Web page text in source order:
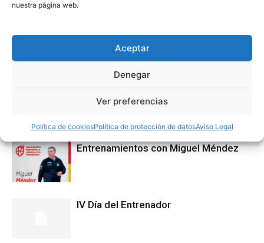
nuestra página web.
Aceptar
Denegar
Ver preferencias
Política de cookiesPolítica de protección de datosAviso Legal
Artículos relacionados Más del autor
Entrenamientos con Miguel Méndez
IV Día del Entrenador